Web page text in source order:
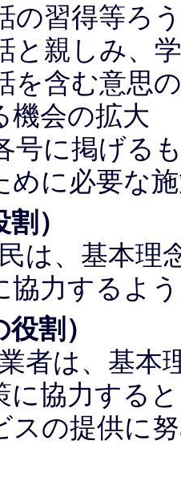
習得等ろ
親しみ、
含む意思
機会の拡大
に掲げる
めに必要な
）
、基本理
協力するよ
割）
は、基本
に協力する
スの提供に